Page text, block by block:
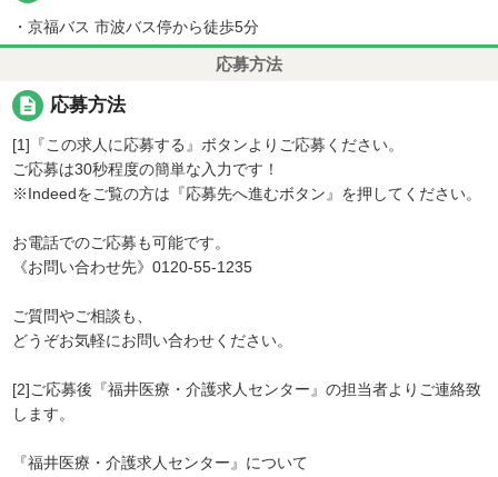
・京福バス 市波バス停から徒歩5分
応募方法
description 応募方法
[1]『この求人に応募する』ボタンよりご応募ください。
ご応募は30秒程度の簡単な入力です！
※Indeedをご覧の方は『応募先へ進むボタン』を押してください。
お電話でのご応募も可能です。
《お問い合わせ先》0120-55-1235
ご質問やご相談も、
どうぞお気軽にお問い合わせください。
[2]ご応募後『福井医療・介護求人センター』の担当者よりご連絡致
します。
『福井医療・介護求人センター』について